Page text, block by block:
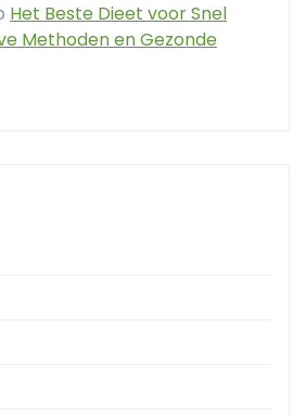
Het Beste Dieet voor Snel
Methoden en Gezonde